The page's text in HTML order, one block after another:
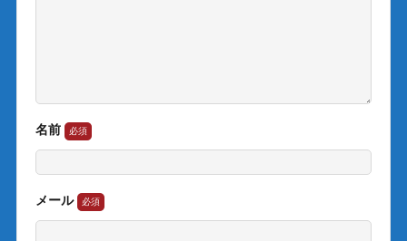
名前
メール